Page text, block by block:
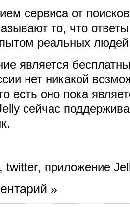
сервиса от
то, что
реальных
является
нет никакой
есть оно пока
сейчас
, twitter, приложение
»